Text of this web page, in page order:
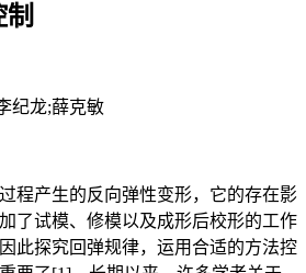
纪龙;薛克敏
程产生的反向弹性变形，它的存在影
了试模、修模以及成形后校形的工作
此探究回弹规律，运用合适的方法控